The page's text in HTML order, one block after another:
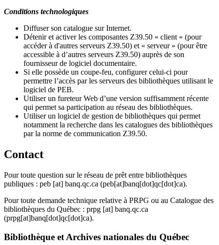
Conditions technologiques
Diffuser son catalogue sur Internet.
Détenir et activer les composantes Z39.50 « client » (pour
accéder à d'autres serveurs Z39.50) et « serveur » (pour être
accessible à d’autres serveurs Z39.50) auprès de son
fournisseur de logiciel documentaire.
Si elle possède un coupe-feu, configurer celui-ci pour
permettre l’accès par les serveurs des bibliothèques utilisant le
logiciel de PEB.
Utiliser un fureteur Web d’une version suffisamment récente
qui permet sa participation au réseau des bibliothèques.
Utiliser un logiciel de gestion de bibliothèques qui permet
notamment la recherche dans les catalogues des bibliothèques
par la norme de communication Z39.50.
Contact
Pour toute question sur le réseau de prêt entre bibliothèques
publiques : peb [at] banq.qc.ca (peb[at]banq[dot]qc[dot]ca).
Pour toute demande technique relative à PRPG ou au Catalogue des
bibliothèques du Québec : prpg [at] banq.qc.ca
(prpg[at]banq[dot]qc[dot]ca).
Bibliothèque et Archives nationales du Québec